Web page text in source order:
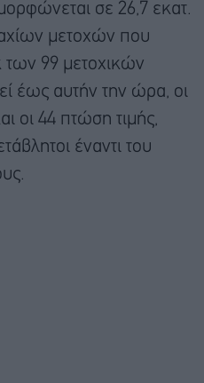
σε 26,7 εκατ.
μετοχών που
των 99 μετοχικών
έως αυτήν την ώρα, οι
οι 44 πτώση τιμής,
έναντι του